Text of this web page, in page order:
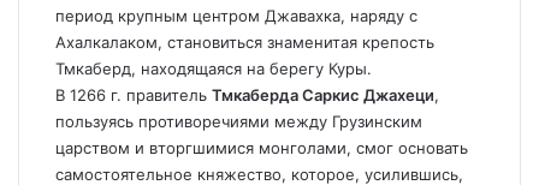
период крупным центром Джавахка, наряду с
Ахалкалаком, становиться знаменитая крепость
Тмкаберд, находящаяся на берегу Куры.
В 1266 г. правитель Тмкаберда Саркис Джахеци,
пользуясь противоречиями между Грузинским
царством и вторгшимися монголами, смог основать
самостоятельное княжество, которое, усилившись,